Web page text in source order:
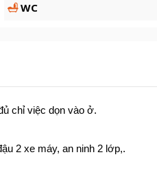
WC
chỉ việc dọn vào ở.
2 xe máy, an ninh 2 lớp,.